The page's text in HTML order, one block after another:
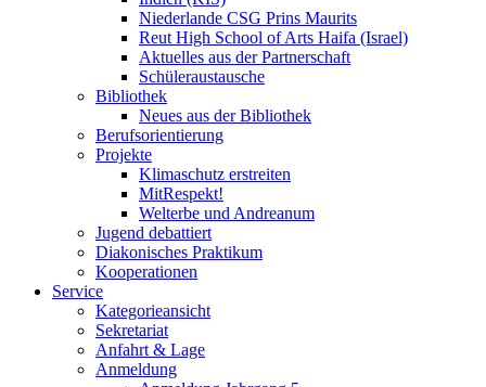
Niederlande CSG Prins Maurits
Reut High School of Arts Haifa (Israel)
Aktuelles aus der Partnerschaft
Schüleraustausche
Bibliothek
Neues aus der Bibliothek
Berufsorientierung
Projekte
Klimaschutz erstreiten
MitRespekt!
Welterbe und Andreanum
Jugend debattiert
Diakonisches Praktikum
Kooperationen
Service
Kategorieansicht
Sekretariat
Anfahrt & Lage
Anmeldung